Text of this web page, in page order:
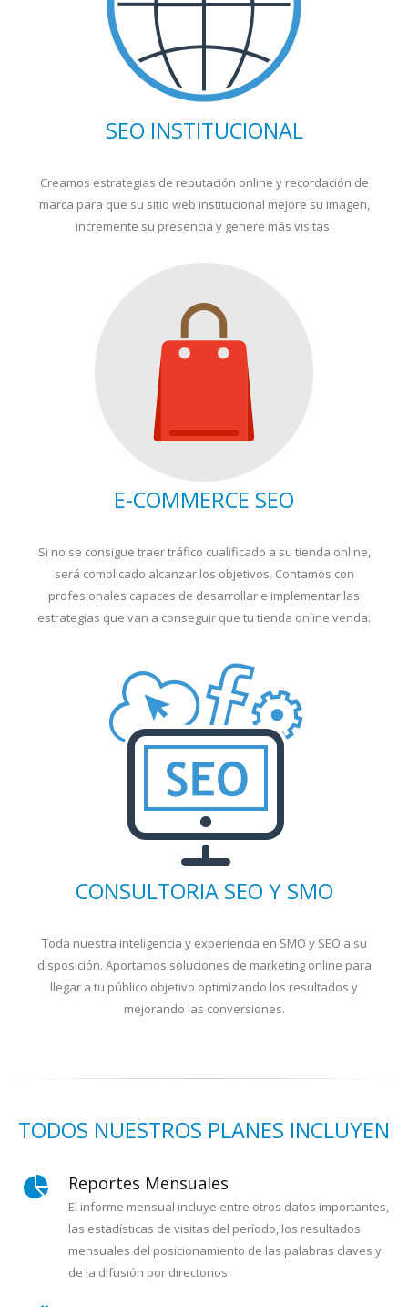
SEO INSTITUCIONAL
Creamos estrategias de reputación online y recordación de
marca para que su sitio web institucional mejore su imagen,
incremente su presencia y genere más visitas.
E-COMMERCE SEO
Si no se consigue traer tráfico cualificado a su tienda online,
será complicado alcanzar los objetivos. Contamos con
profesionales capaces de desarrollar e implementar las
estrategias que van a conseguir que tu tienda online venda.
CONSULTORIA SEO Y SMO
Toda nuestra inteligencia y experiencia en SMO y SEO a su
disposición. Aportamos soluciones de marketing online para
llegar a tu público objetivo optimizando los resultados y
mejorando las conversiones.
TODOS NUESTROS PLANES INCLUYEN
Reportes Mensuales
El informe mensual incluye entre otros datos importantes,
las estadísticas de visitas del período, los resultados
mensuales del posicionamiento de las palabras claves y
de la difusión por directorios.